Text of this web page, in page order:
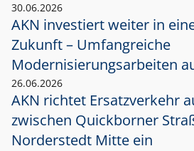
30.06.2026
AKN investiert weiter in
Zukunft – Umfangreiche
Modernisierungsarbeiten
26.06.2026
AKN richtet Ersatzverkehr
zwischen Quickborner
Norderstedt Mitte ein